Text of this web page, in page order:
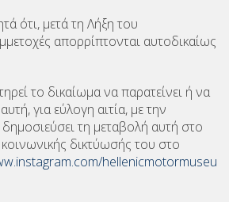
ότι, μετά τη Λήξη του
απορρίπτονται αυτοδικαίως
το δικαίωμα να παρατείνει ή να
για εύλογη αιτία, με την
τη μεταβολή αυτή στο
δικτύωσής του στο
hellenicmotormuseu